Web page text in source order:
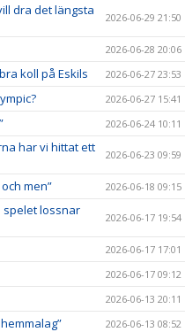
dra det längsta
2026-06-29 21:50
2026-06-28 20:06
koll på Eskils 2026-06-27 23:53
2026-06-27 15:41
2026-06-24 10:11
har vi hittat ett
2026-06-23 09:59
men” 2026-06-18 09:15
spelet lossnar
2026-06-17 19:54
2026-06-17 17:01
2026-06-17 09:12
2026-06-13 20:11
2026-06-13 08:52